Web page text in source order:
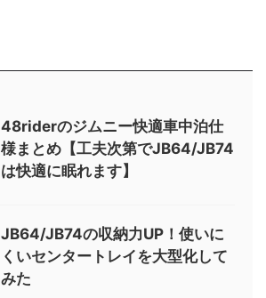
48riderのジムニー快適車中泊仕
様まとめ【工夫次第でJB64/JB74
は快適に眠れます】
JB64/JB74の収納力UP！使いに
くいセンタートレイを大型化して
みた